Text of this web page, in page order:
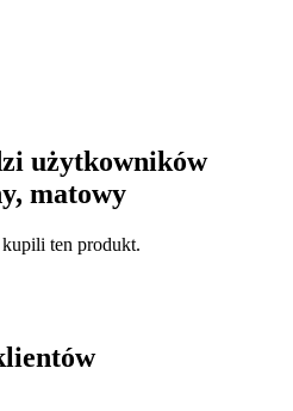
użytkowników
matowy
ten produkt.